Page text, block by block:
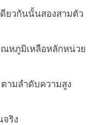
กันนั้นสองสามตัว
มิเหลือหลักหน่วย
ลำดับความสูง
ริง